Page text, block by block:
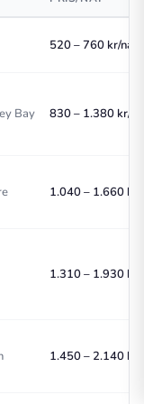
520 – 760 kr/nat
Bay 830 – 1.380 kr/
1.040 – 1.660 kr/
1.310 – 1.930 kr/
1.450 – 2.140 kr/